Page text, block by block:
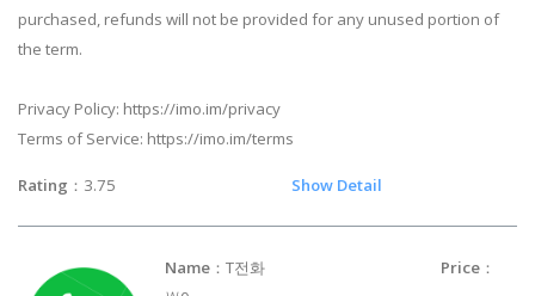
purchased, refunds will not be provided for any unused portion of
the term.
Privacy Policy: https://imo.im/privacy
Terms of Service: https://imo.im/terms
Rating ：3.75 Show Detail
Name ：T전화 Price ：